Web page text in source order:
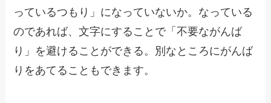
っているつもり」になっていないか。なっている
のであれば、文字にすることで「不要ながんば
り」を避けることができる。別なところにがんば
りをあてることもできます。